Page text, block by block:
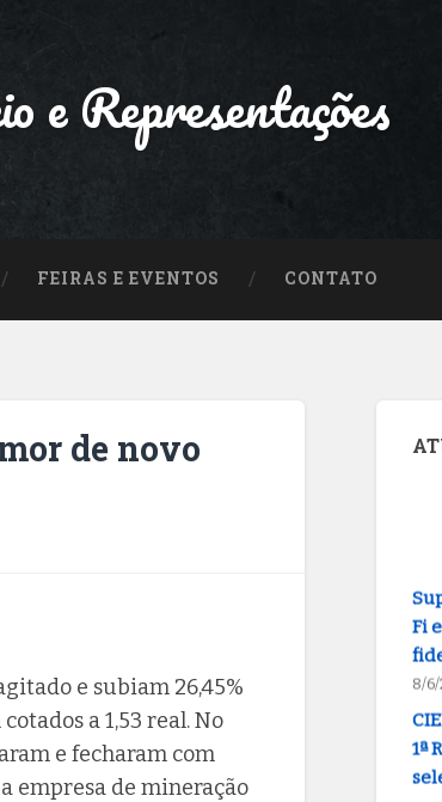
e Representações
FEIRAS E EVENTOS CONTATO
de novo
e subiam 26,45%
a 1,53 real. No
e fecharam com
empresa de mineração
Fi
8/6/
1ª
8/6/